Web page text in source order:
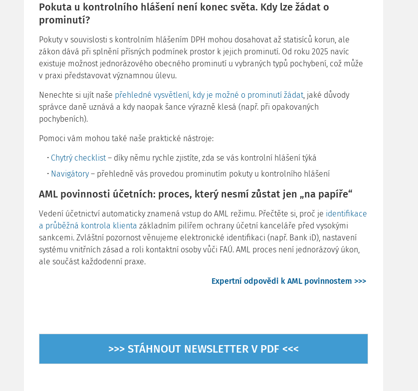
Pokuta u kontrolního hlášení není konec světa. Kdy lze žádat o
prominutí?
Pokuty v souvislosti s kontrolním hlášením DPH mohou dosahovat až statisíců korun, ale
zákon dává při splnění přísných podmínek prostor k jejich prominutí. Od roku 2025 navíc
existuje možnost jednorázového obecného prominutí u vybraných typů pochybení, což může
v praxi představovat významnou úlevu.
Nenechte si ujít naše přehledné vysvětlení, kdy je možné o prominutí žádat , jaké důvody
správce daně uznává a kdy naopak šance výrazně klesá (např. při opakovaných
pochybeních).
Pomoci vám mohou také naše praktické nástroje:
Chytrý checklist – díky němu rychle zjistíte, zda se vás kontrolní hlášení týká
Navigátory – přehledně vás provedou prominutím pokuty u kontrolního hlášení
AML povinnosti účetních: proces, který nesmí zůstat jen „na papíře“
Vedení účetnictví automaticky znamená vstup do AML režimu. Přečtěte si, proč je identifikace
a průběžná kontrola klienta základním pilířem ochrany účetní kanceláře před vysokými
sankcemi. Zvláštní pozornost věnujeme elektronické identifikaci (např. Bank iD), nastavení
systému vnitřních zásad a roli kontaktní osoby vůči FAÚ. AML proces není jednorázový úkon,
ale součást každodenní praxe.
Expertní odpovědi k AML povinnostem >>>
>>> STÁHNOUT NEWSLETTER V PDF <<<